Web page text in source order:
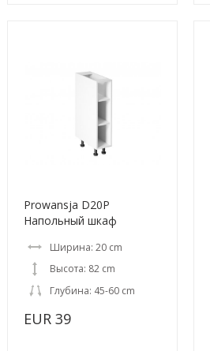
Prowansja D20P
Напольный шкаф
Ширина: 20 cm
Высота: 82 cm
Глубина: 45-60 cm
EUR 39